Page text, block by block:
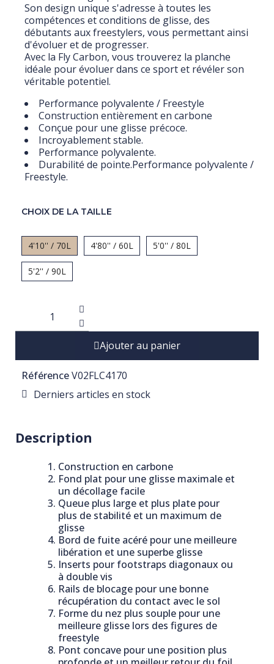
Son design unique s'adresse à toutes les
compétences et conditions de glisse, des
débutants aux freestylers, vous permettant ainsi
d'évoluer et de progresser.
Avec la Fly Carbon, vous trouverez la planche
idéale pour évoluer dans ce sport et révéler son
véritable potentiel.
Performance polyvalente / Freestyle
Construction entièrement en carbone
Conçue pour une glisse précoce.
Incroyablement stable.
Performance polyvalente.
Durabilité de pointe.Performance polyvalente /
Freestyle.
CHOIX DE LA TAILLE
4'10'' / 70L 4'80'' / 60L 5'0'' / 80L
5'2'' / 90L
Ajouter au panier
RéférenceV02FLC4170
Derniers articles en stock
Description
Construction en carbone
Fond plat pour une glisse maximale et
un décollage facile
Queue plus large et plus plate pour
plus de stabilité et un maximum de
glisse
Bord de fuite acéré pour une meilleure
libération et une superbe glisse
Inserts pour footstraps diagonaux ou
à double vis
Rails de blocage pour une bonne
récupération du contact avec le sol
Forme du nez plus souple pour une
meilleure glisse lors des figures de
freestyle
Pont concave pour une position plus